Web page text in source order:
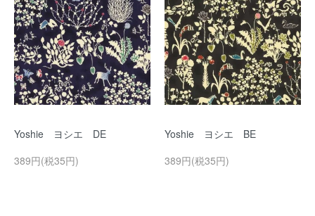
Yoshie ヨシエ DE
389円(税35円)
Yoshie ヨシエ BE
389円(税35円)